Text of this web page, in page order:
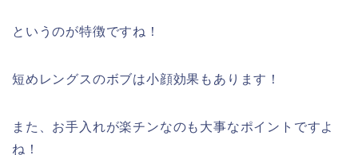
というのが特徴ですね！
短めレングスのボブは小顔効果もあります！
また、お手入れが楽チンなのも大事なポイントですよ
ね！